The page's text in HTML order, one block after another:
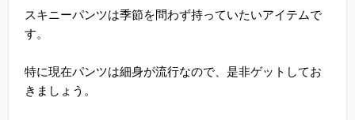
スキニーパンツは季節を問わず持っていたいアイテムで
す。
特に現在パンツは細身が流行なので、是非ゲットしてお
きましょう。